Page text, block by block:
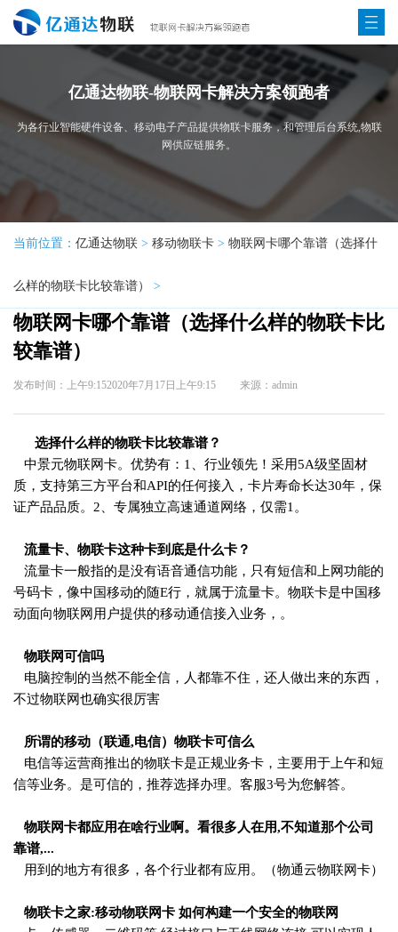
亿通达物联-物联网卡解决方案领跑者
为各行业智能硬件设备、移动电子产品提供物联卡服务，和管理后台系统,物联
网供应链服务。
当前位置： 亿通达物联 > 移动物联卡 > 物联网卡哪个靠谱（选择什
么样的物联卡比较靠谱） >
物联网卡哪个靠谱（选择什么样的物联卡比
较靠谱）
发布时间：上午9:152020年7月17日上午9:15 来源：admin
选择什么样的物联卡比较靠谱？
中景元物联网卡。优势有：1、行业领先！采用5A级坚固材
质，支持第三方平台和API的任何接入，卡片寿命长达30年，保
证产品品质。2、专属独立高速通道网络，仅需1。
流量卡、物联卡这种卡到底是什么卡？
流量卡一般指的是没有语音通信功能，只有短信和上网功能的
号码卡，像中国移动的随E行，就属于流量卡。物联卡是中国移
动面向物联网用户提供的移动通信接入业务，。
物联网可信吗
电脑控制的当然不能全信，人都靠不住，还人做出来的东西，
不过物联网也确实很厉害
所谓的移动（联通,电信）物联卡可信么
电信等运营商推出的物联卡是正规业务卡，主要用于上午和短
信等业务。是可信的，推荐选择办理。客服3号为您解答。
物联网卡都应用在啥行业啊。看很多人在用,不知道那个公司
靠谱,...
用到的地方有很多，各个行业都有应用。（物通云物联网卡）
物联卡之家:移动物联网卡 如何构建一个安全的物联网